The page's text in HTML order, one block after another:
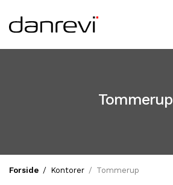
Tommerup
Forside Kontorer Tommerup